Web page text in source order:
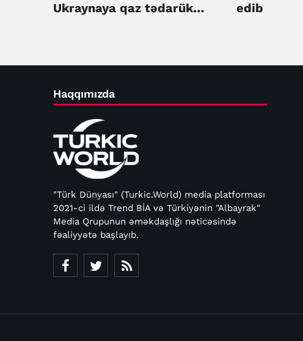
Ukraynaya qaz tədarük
edib
Haqqımızda
"Türk Dünyası" (Turkic.World) media platforması
2021-ci ildə Trend BİA və Türkiyənin "Albayrak"
Media Qrupunun əməkdaşlığı nəticəsində
fəaliyyətə başlayıb.